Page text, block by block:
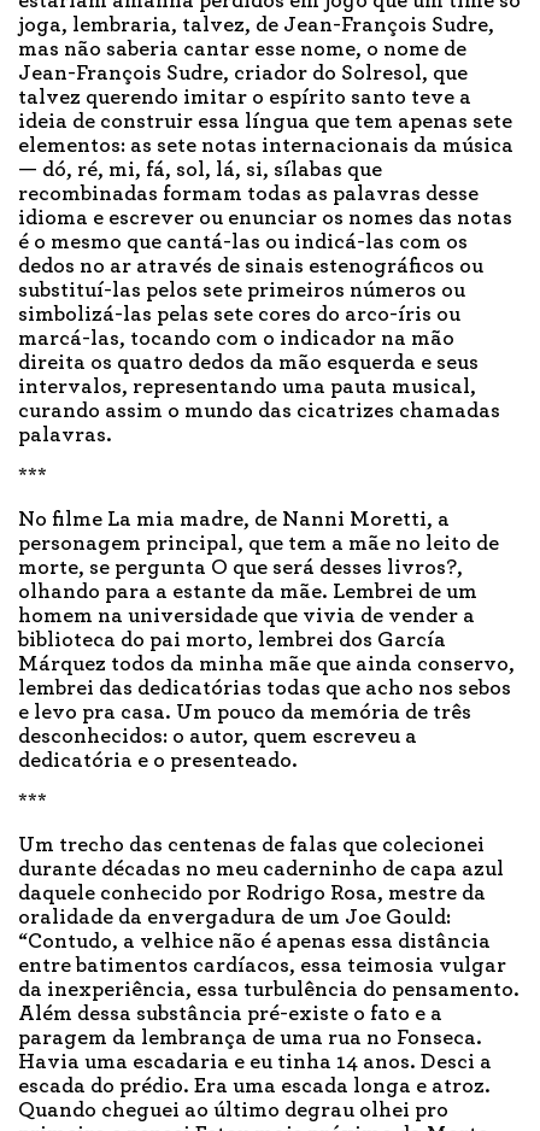
joga, lembraria, talvez, de Jean-François Sudre,
mas não saberia cantar esse nome, o nome de
Jean-François Sudre, criador do Solresol, que
talvez querendo imitar o espírito santo teve a
ideia de construir essa língua que tem apenas sete
elementos: as sete notas internacionais da música
— dó, ré, mi, fá, sol, lá, si, sílabas que
recombinadas formam todas as palavras desse
idioma e escrever ou enunciar os nomes das notas
é o mesmo que cantá-las ou indicá-las com os
dedos no ar através de sinais estenográficos ou
substituí-las pelos sete primeiros números ou
simbolizá-las pelas sete cores do arco-íris ou
marcá-las, tocando com o indicador na mão
direita os quatro dedos da mão esquerda e seus
intervalos, representando uma pauta musical,
curando assim o mundo das cicatrizes chamadas
palavras.
***
No filme La mia madre, de Nanni Moretti, a
personagem principal, que tem a mãe no leito de
morte, se pergunta O que será desses livros?,
olhando para a estante da mãe. Lembrei de um
homem na universidade que vivia de vender a
biblioteca do pai morto, lembrei dos García
Márquez todos da minha mãe que ainda conservo,
lembrei das dedicatórias todas que acho nos sebos
e levo pra casa. Um pouco da memória de três
desconhecidos: o autor, quem escreveu a
dedicatória e o presenteado.
***
Um trecho das centenas de falas que colecionei
durante décadas no meu caderninho de capa azul
daquele conhecido por Rodrigo Rosa, mestre da
oralidade da envergadura de um Joe Gould:
“Contudo, a velhice não é apenas essa distância
entre batimentos cardíacos, essa teimosia vulgar
da inexperiência, essa turbulência do pensamento.
Além dessa substância pré-existe o fato e a
paragem da lembrança de uma rua no Fonseca.
Havia uma escadaria e eu tinha 14 anos. Desci a
escada do prédio. Era uma escada longa e atroz.
Quando cheguei ao último degrau olhei pro